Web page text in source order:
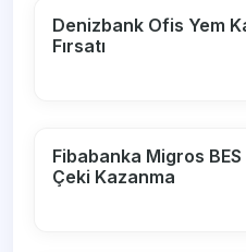
Denizbank Ofis Yem
Fırsatı
Fibabanka Migros
Çeki Kazanma